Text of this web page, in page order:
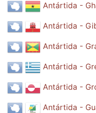
Antártida -
Antártida -
Antártida -
Antártida -
Antártida -
Antártida -